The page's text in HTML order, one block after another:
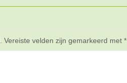
Vereiste velden zijn gemarkeerd met *